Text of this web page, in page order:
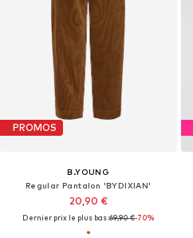
PROMOS
B.YOUNG
Regular Pantalon 'BYDIXIAN'
20,90 €
Dernier prix le plus bas :69,90 €-70%